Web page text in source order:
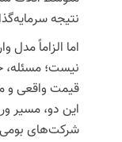
نتیجه
اما الزاماًمدل
نیست؛ مسئله،
قیمت واقعی و
این دو، مسیر
شرکت‌های بومی